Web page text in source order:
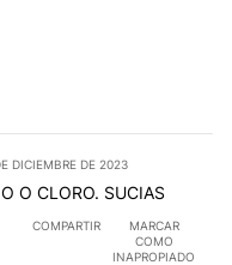
DICIEMBRE DE 2023
O CLORO. SUCIAS
COMPARTIR
MARCAR
COMO
INAPROPIADO